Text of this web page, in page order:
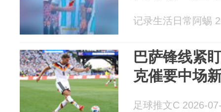
记录生活日常阿蜴
巴萨锋线紧
克催要中场
足球推文C 2026-